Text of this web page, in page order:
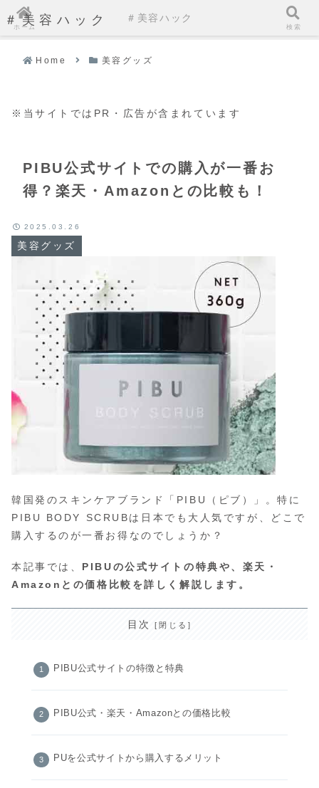
＃美容ハック
Home 美容グッズ
※当サイトではPR・広告が含まれています
PIBU公式サイトでの購入が一番お
得？楽天・Amazonとの比較も！
美容グッズ
2025.03.26
韓国発のスキンケアブランド「PIBU（ピブ）」。特に
PIBU BODY SCRUBは日本でも大人気ですが、どこで
購入するのが一番お得なのでしょうか？
本記事では、 PIBUの公式サイトの特典や、楽天・
Amazonとの価格比較を詳しく解説します。
目次
PIBU公式サイトの特徴と特典
PIBU公式・楽天・Amazonとの価格比較
PUを公式サイトから購入するメリット
ホーム
＃美容ハック
検索